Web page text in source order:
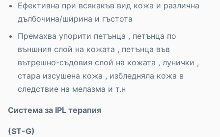
Ефективнa при всякакъв вид кожа и различна
дълбочина/ширина и гъстота
Премахва упорити петънца , петънца по
външния слой на кожата , петънца във
вътрешно-съдовия слой на кожата , лунички ,
стара изсушена кожа , избледняла кожа в
следствие на мелазма и т.н
Система за IPL терапия
(ST-G)